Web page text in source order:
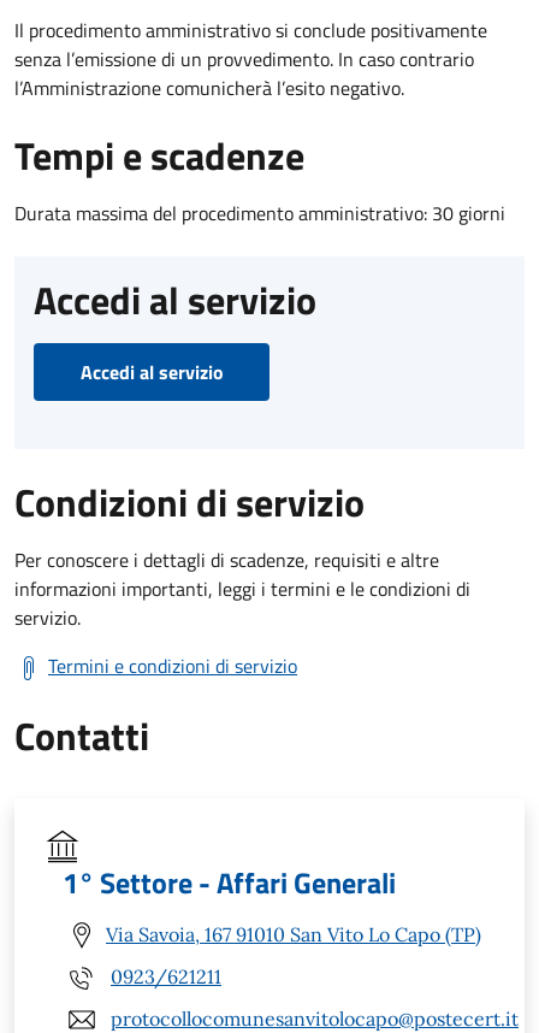
Il procedimento amministrativo si conclude positivamente
senza l’emissione di un provvedimento. In caso contrario
l’Amministrazione comunicherà l’esito negativo.
Tempi e scadenze
Durata massima del procedimento amministrativo: 30 giorni
Accedi al servizio
Accedi al servizio
Condizioni di servizio
Per conoscere i dettagli di scadenze, requisiti e altre
informazioni importanti, leggi i termini e le condizioni di
servizio.
Termini e condizioni di servizio
Contatti
1° Settore - Affari Generali
Via Savoia, 167 91010 San Vito Lo Capo (TP)
0923/621211
protocollocomunesanvitolocapo@postecert.it